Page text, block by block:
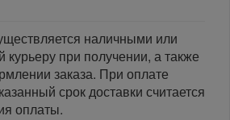
наличными или
курьеру при получении, а также
заказа. При оплате
срок доставки считается
оплаты.